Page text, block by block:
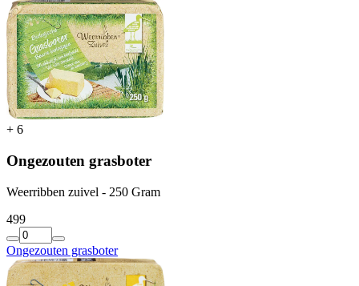
+ 6
Ongezouten grasboter
Weerribben zuivel - 250 Gram
499
Ongezouten grasboter